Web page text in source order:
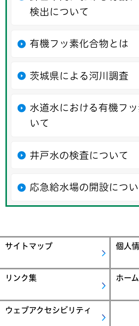
検出について
有機フッ素化合物とは
茨城県による河川調査
水道水における有機フ
いて
井戸水の検査について
応急給水場の開設につい
サイトマップ 個人
リンク集 ホー
ウェブアクセシビリティ